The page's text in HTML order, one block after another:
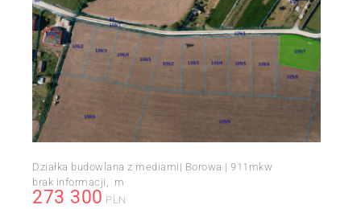
Działka budowlana z mediami| Borowa | 911mkw
brak informacji
m
273 300 PLN